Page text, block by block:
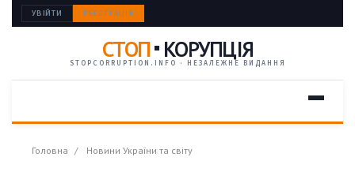
УВІЙТИ РЕЄСТРАЦІЯ
СТОП КОРУПЦІЯ
STOPCORRUPTION.INFO · НЕЗАЛЕЖНЕ ВИДАННЯ
Головна Новини України та світу